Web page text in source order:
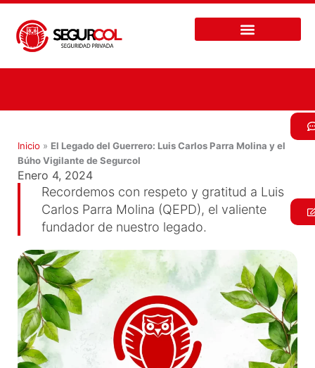
Ir
contenido
Inicio » El Legado del Guerrero: Luis Carlos Parra Molina y el
Búho Vigilante de Segurcol
Enero 4, 2024
Recordemos con respeto y gratitud a Luis
Carlos Parra Molina (QEPD), el valiente
fundador de nuestro legado.